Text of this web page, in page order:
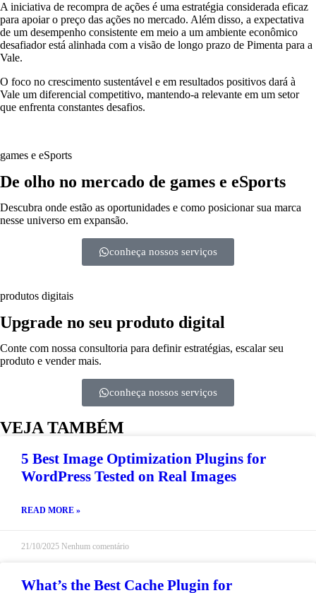
A iniciativa de recompra de ações é uma estratégia considerada eficaz
para apoiar o preço das ações no mercado. Além disso, a expectativa
de um desempenho consistente em meio a um ambiente econômico
desafiador está alinhada com a visão de longo prazo de Pimenta para a
Vale.
O foco no crescimento sustentável e em resultados positivos dará à
Vale um diferencial competitivo, mantendo-a relevante em um setor
que enfrenta constantes desafios.
games e eSports
De olho no mercado de games e eSports
Descubra onde estão as oportunidades e como posicionar sua marca
nesse universo em expansão.
conheça nossos serviços
produtos digitais
Upgrade no seu produto digital
Conte com nossa consultoria para definir estratégias, escalar seu
produto e vender mais.
conheça nossos serviços
VEJA TAMBÉM
5 Best Image Optimization Plugins for
WordPress Tested on Real Images
READ MORE »
21/10/2025 Nenhum comentário
What’s the Best Cache Plugin for